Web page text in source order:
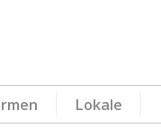
Lokale